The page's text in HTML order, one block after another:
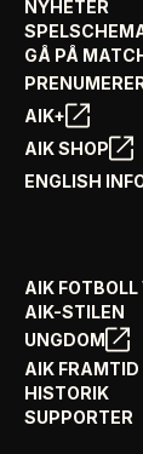
NYHETER
GÅ PÅ
AIK+
AIK SHOP
ENGLISH
AIK FOTBOLL
AIK-STILEN
UNGDOM
AIK FRAMTID
HISTORIK
SUPPORTER